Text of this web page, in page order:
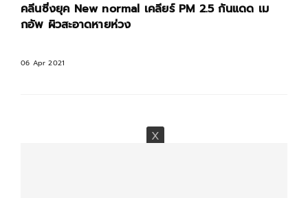
คลีนซิ่งยุค New normal เคลียร์ PM 2.5 กันแดด เม
กอัพ ผิวสะอาดหายห่วง
06 Apr 2021